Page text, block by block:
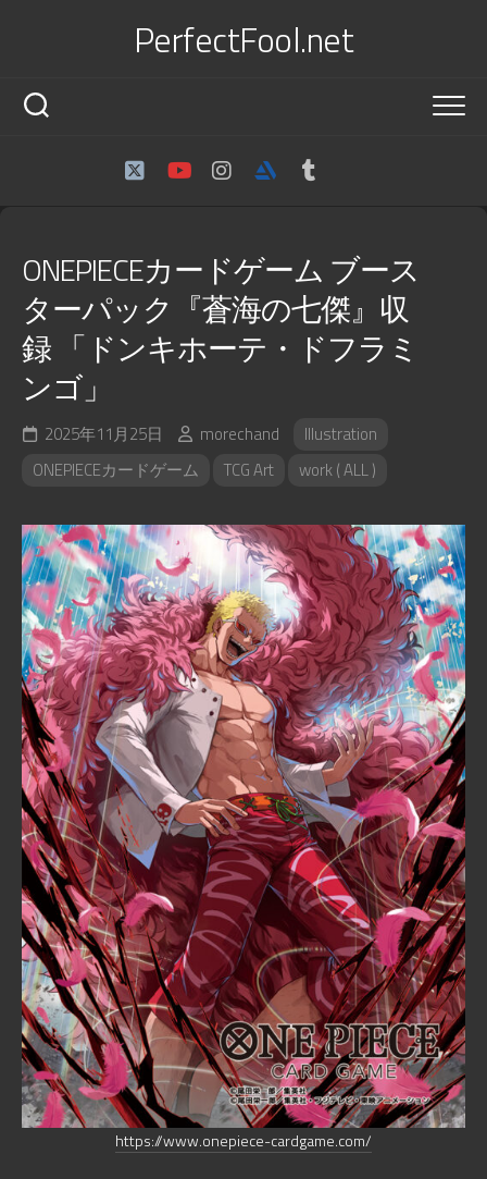
PerfectFool.net
ONEPIECEカードゲーム ブース
ターパック『蒼海の七傑』収
録 「ドンキホーテ・ドフラミ
ンゴ」
2025年11月25日 morechand
Illustration
ONEPIECEカードゲーム
TCG Art work ( ALL )
https://www.onepiece-cardgame.com/